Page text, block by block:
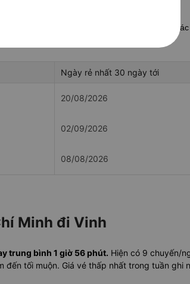
chi tiết giữa
Ngày rẻ nhất 30 ngày tới
20/08/2026
02/09/2026
08/08/2026
Minh đi Vinh
trung bình 1 giờ 56 phút. Hiện có 9 chuyến/
đến tối muộn. Giá vé thấp nhất trong tuần ghi